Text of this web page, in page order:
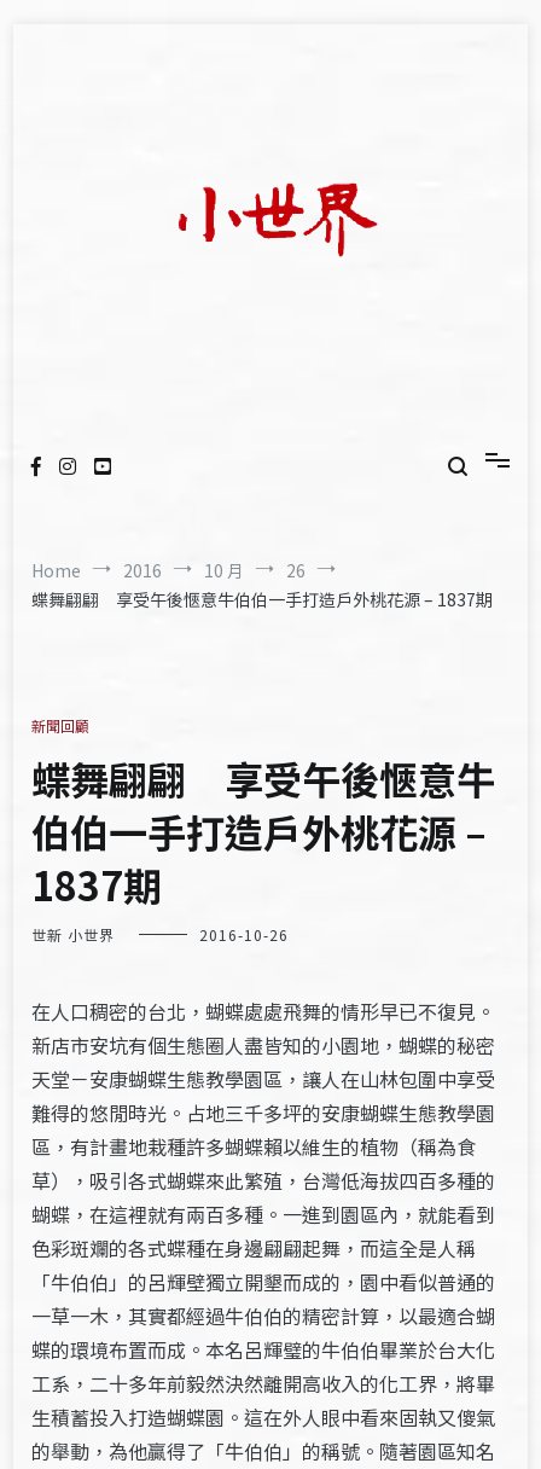
Home 2016 10 月
26
蝶舞翩翩 享受午後愜意牛伯伯一手打造戶外桃花源 – 1837期
新聞回顧
蝶舞翩翩 享受午後愜意牛
伯伯一手打造戶外桃花源 –
1837期
世新 小世界 2016-10-26
在人口稠密的台北，蝴蝶處處飛舞的情形早已不復見。
新店市安坑有個生態圈人盡皆知的小園地，蝴蝶的秘密
天堂－安康蝴蝶生態教學園區，讓人在山林包圍中享受
難得的悠閒時光。占地三千多坪的安康蝴蝶生態教學園
區，有計畫地栽種許多蝴蝶賴以維生的植物（稱為食
草），吸引各式蝴蝶來此繁殖，台灣低海拔四百多種的
蝴蝶，在這裡就有兩百多種。一進到園區內，就能看到
色彩斑斕的各式蝶種在身邊翩翩起舞，而這全是人稱
「牛伯伯」的呂輝壁獨立開墾而成的，園中看似普通的
一草一木，其實都經過牛伯伯的精密計算，以最適合蝴
蝶的環境布置而成。本名呂輝璧的牛伯伯畢業於台大化
工系，二十多年前毅然決然離開高收入的化工界，將畢
生積蓄投入打造蝴蝶園。這在外人眼中看來固執又傻氣
的舉動，為他贏得了「牛伯伯」的稱號。隨著園區知名